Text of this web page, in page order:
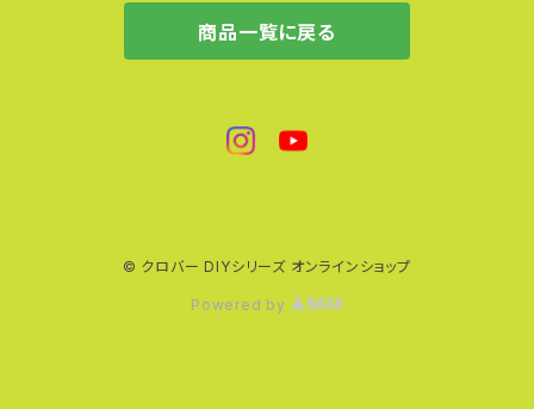
商品一覧に戻る
© クロバー DIYシリーズ オンラインショップ
Powered by